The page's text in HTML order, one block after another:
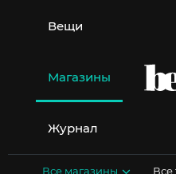
содержимому
Вещи
Магазины
Журнал
Все магазины Все